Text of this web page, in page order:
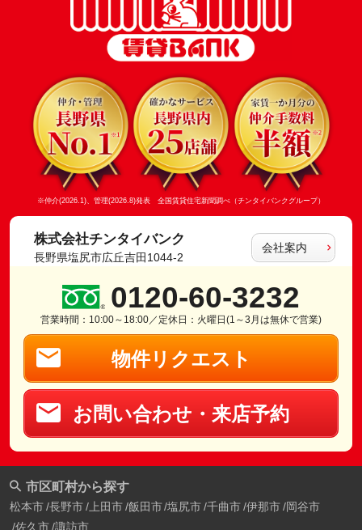
※仲介(2026.1)、管理(2026.8)発表 全国賃貸住宅新聞調べ（チンタイバンクグループ）
株式会社チンタイバンク
長野県塩尻市広丘吉田1044-2
会社案内
0120-60-3232
営業時間：10:00～18:00／定休日：火曜日(1～3月は無休で営業)
物件リクエスト
お問い合わせ・来店予約
市区町村から探す
松本市 長野市 上田市 飯田市 塩尻市 千曲市 伊那市 岡谷市
佐久市 諏訪市